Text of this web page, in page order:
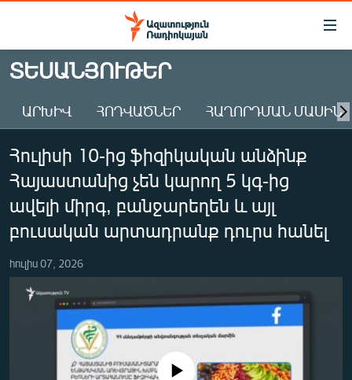
Մատչելիության
Անցնել
հիմնական
Անցնել
հիմնական
մենյուին
Որոնում
ԱԶԱՏՈՒԹՅՈՒՆ TV
ՀԱՅԱՍՏԱՆ
ԸՆՏՐՈՒԹՅՈՒՆՆԵՐ 2026
ԻՐԱՎՈՒՆՔ
ՀԱՍԱՐԱԿՈՒԹՅՈՒՆ
ՂԱՐԱԲԱՂ
ՊԱՏԵՐԱԶՄԻ 6 ՇԱԲԱԹՆԵՐԸ
ՏԱՐԱԾԱՇՐՋԱՆ
ՄԻՋԱԶԳԱՅԻՆ
ՏԵՍԱՆՅՈՒԹԵՐ
ԱՐԽԻՎ ՀՈԴՎԱԾՆԵՐ ՀԱՂՈՐԴՄԱՆ ՄԱՍԻՆ
Հուլիսի 10-ից ֆիզիկական անձինք
Հայաստանից չեն կարող 5 կգ-ից
ավելի միրգ, բանջարեղեն և այլ
բուսական արտադրանք դուրս հանել
հուլիս 07, 2026
No media source currently available